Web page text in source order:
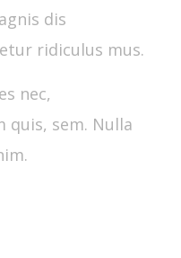
dis
ridiculus mus.
nec,
quis, sem. Nulla